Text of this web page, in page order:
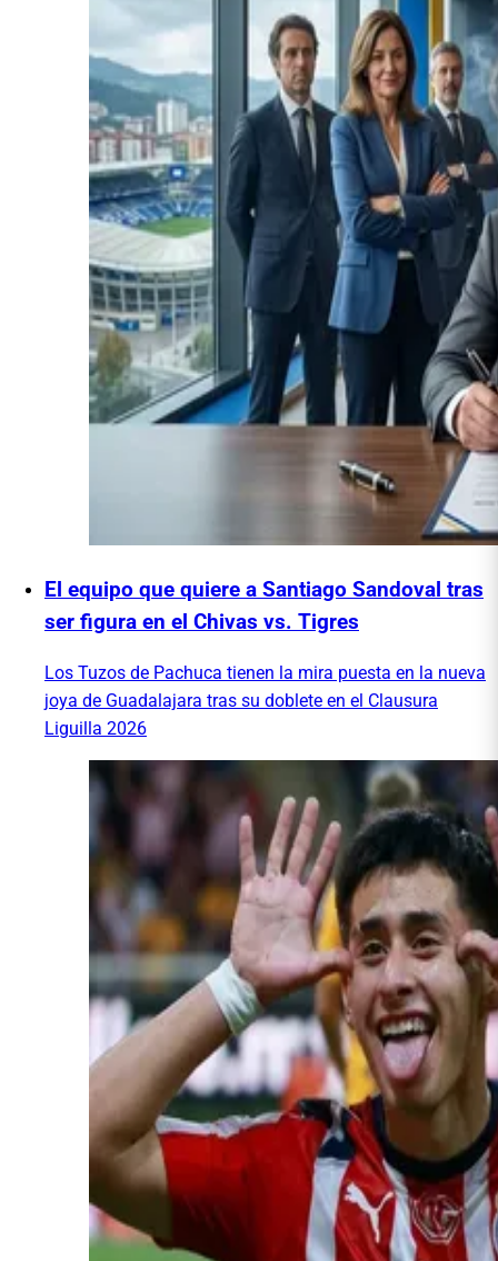
El equipo que quiere a Santiago Sandoval tras
ser figura en el Chivas vs. Tigres
Los Tuzos de Pachuca tienen la mira puesta en la nueva
joya de Guadalajara tras su doblete en el Clausura
Liguilla 2026